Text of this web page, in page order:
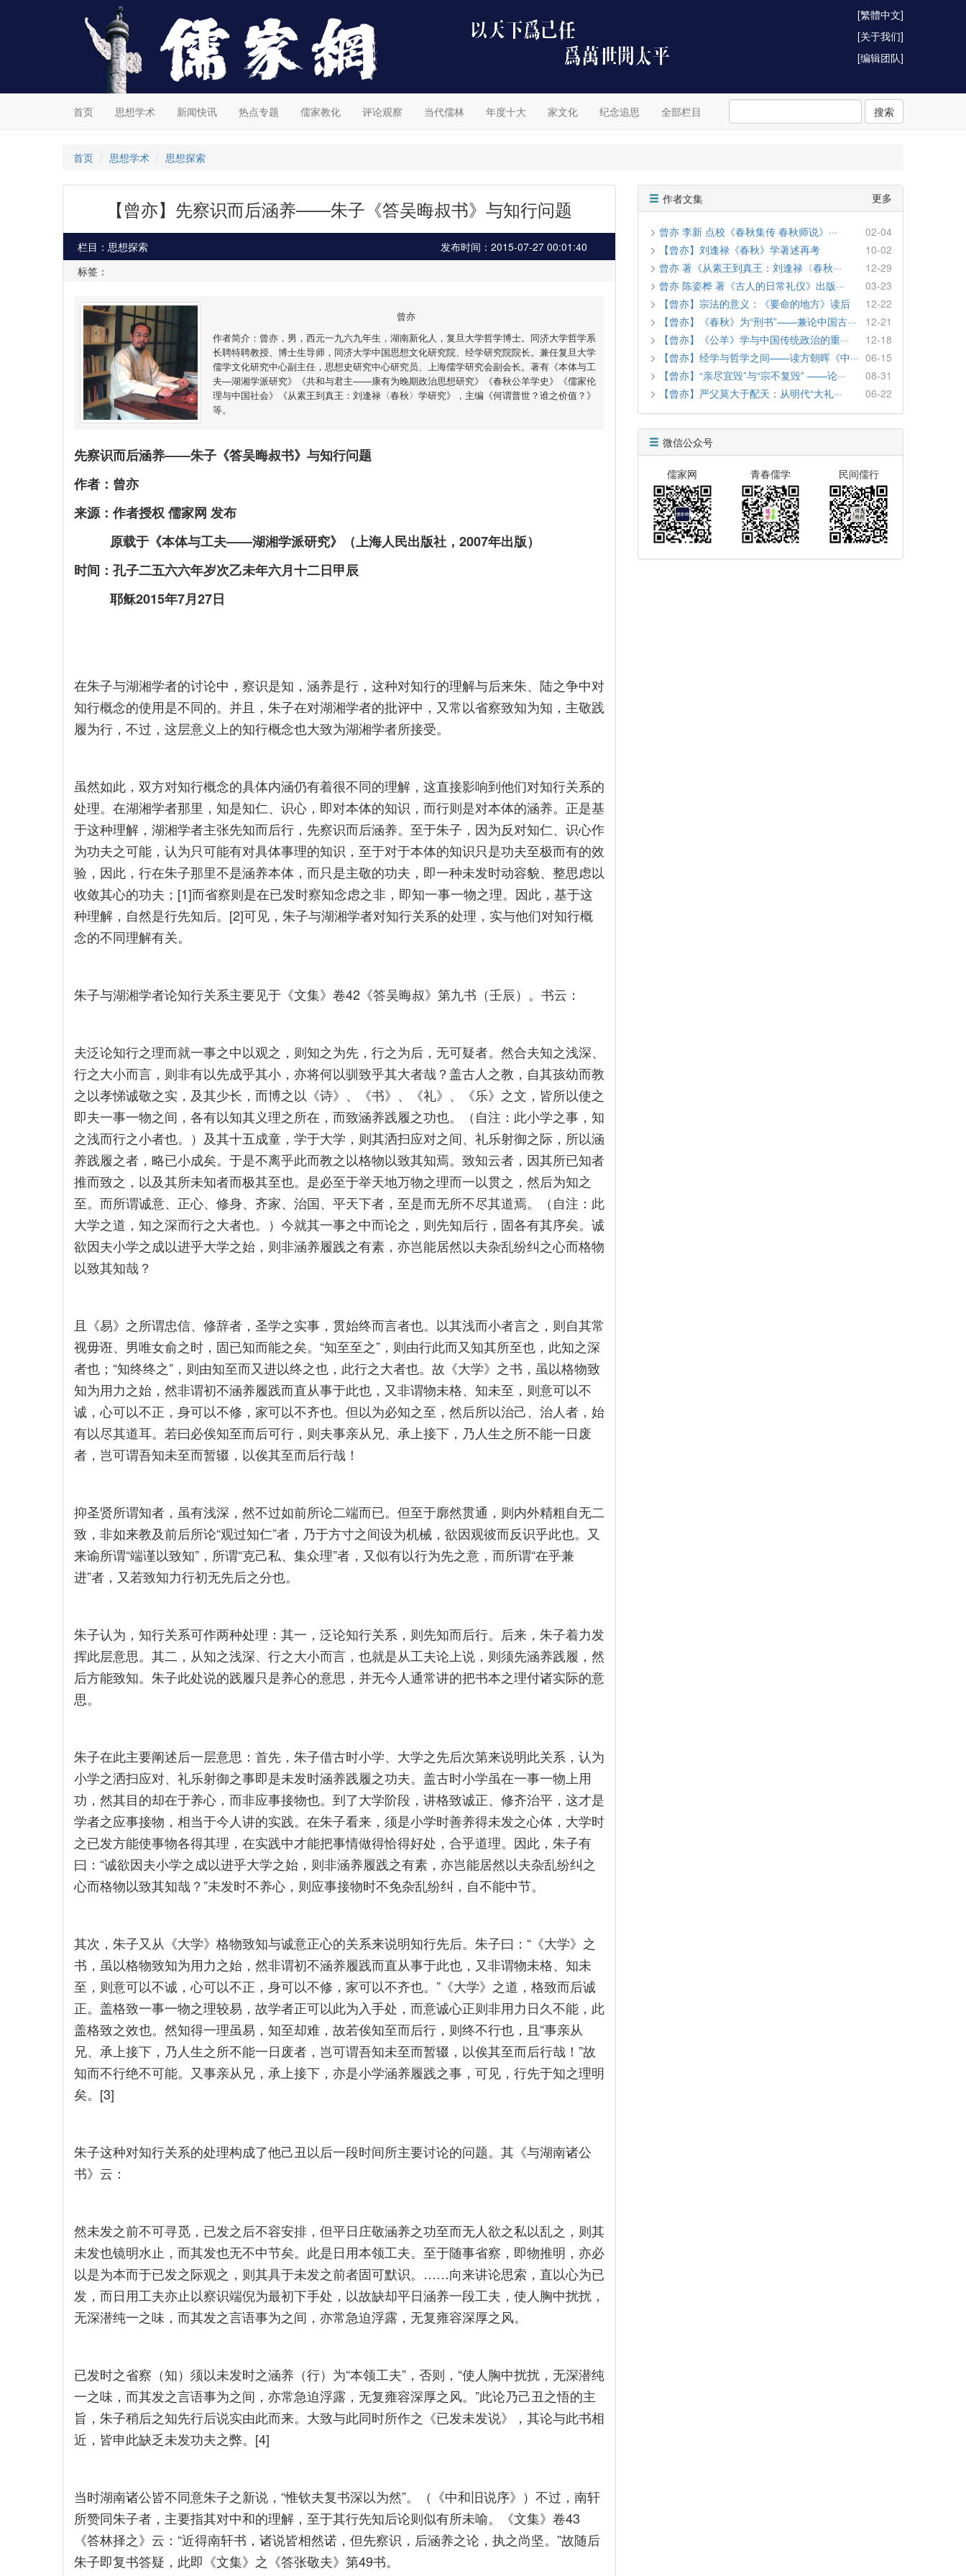
[繁體中文]
[关于我们]
[编辑团队]
首页 思想学术 新闻快讯 热点专题 儒家教化 评论观察 当代儒林 年度十大 家文化 纪念追思 全部栏目 搜索
首页 思想学术 思想探索
【曾亦】先察识而后涵养——朱子《答吴晦叔书》与知行问题
栏目：思想探索
发布时间：2015-07-27 00:01:40
标签：
曾亦
作者简介：曾亦，男，西元一九六九年生，湖南新化人，复旦大学哲学博士。同济大学哲学系
长聘特聘教授、博士生导师，同济大学中国思想文化研究院、经学研究院院长。兼任复旦大学
儒学文化研究中心副主任，思想史研究中心研究员、上海儒学研究会副会长。著有《本体与工
夫—湖湘学派研究》《共和与君主——康有为晚期政治思想研究》《春秋公羊学史》《儒家伦
理与中国社会》《从素王到真王：刘逢禄〈春秋〉学研究》，主编《何谓普世？谁之价值？》
等。
先察识而后涵养——朱子《答吴晦叔书》与知行问题
作者：曾亦
来源：作者授权 儒家网 发布
原载于《本体与工夫——湖湘学派研究》（上海人民出版社，2007年出版）
时间：孔子二五六六年岁次乙未年六月十二日甲辰
耶稣2015年7月27日
在朱子与湖湘学者的讨论中，察识是知，涵养是行，这种对知行的理解与后来朱、陆之争中对
知行概念的使用是不同的。并且，朱子在对湖湘学者的批评中，又常以省察致知为知，主敬践
履为行，不过，这层意义上的知行概念也大致为湖湘学者所接受。
虽然如此，双方对知行概念的具体内涵仍有着很不同的理解，这直接影响到他们对知行关系的
处理。在湖湘学者那里，知是知仁、识心，即对本体的知识，而行则是对本体的涵养。正是基
于这种理解，湖湘学者主张先知而后行，先察识而后涵养。至于朱子，因为反对知仁、识心作
为功夫之可能，认为只可能有对具体事理的知识，至于对于本体的知识只是功夫至极而有的效
验，因此，行在朱子那里不是涵养本体，而只是主敬的功夫，即一种未发时动容貌、整思虑以
收敛其心的功夫；[1]而省察则是在已发时察知念虑之非，即知一事一物之理。因此，基于这
种理解，自然是行先知后。[2]可见，朱子与湖湘学者对知行关系的处理，实与他们对知行概
念的不同理解有关。
朱子与湖湘学者论知行关系主要见于《文集》卷42《答吴晦叔》第九书（壬辰）。书云：
夫泛论知行之理而就一事之中以观之，则知之为先，行之为后，无可疑者。然合夫知之浅深、
行之大小而言，则非有以先成乎其小，亦将何以驯致乎其大者哉？盖古人之教，自其孩幼而教
之以孝悌诚敬之实，及其少长，而博之以《诗》、《书》、《礼》、《乐》之文，皆所以使之
即夫一事一物之间，各有以知其义理之所在，而致涵养践履之功也。（自注：此小学之事，知
之浅而行之小者也。）及其十五成童，学于大学，则其洒扫应对之间、礼乐射御之际，所以涵
养践履之者，略已小成矣。于是不离乎此而教之以格物以致其知焉。致知云者，因其所已知者
推而致之，以及其所未知者而极其至也。是必至于举天地万物之理而一以贯之，然后为知之
至。而所谓诚意、正心、修身、齐家、治国、平天下者，至是而无所不尽其道焉。（自注：此
大学之道，知之深而行之大者也。）今就其一事之中而论之，则先知后行，固各有其序矣。诚
欲因夫小学之成以进乎大学之始，则非涵养履践之有素，亦岂能居然以夫杂乱纷纠之心而格物
以致其知哉？
且《易》之所谓忠信、修辞者，圣学之实事，贯始终而言者也。以其浅而小者言之，则自其常
视毋诳、男唯女俞之时，固已知而能之矣。“知至至之”，则由行此而又知其所至也，此知之深
者也；“知终终之”，则由知至而又进以终之也，此行之大者也。故《大学》之书，虽以格物致
知为用力之始，然非谓初不涵养履践而直从事于此也，又非谓物未格、知未至，则意可以不
诚，心可以不正，身可以不修，家可以不齐也。但以为必知之至，然后所以治己、治人者，始
有以尽其道耳。若曰必俟知至而后可行，则夫事亲从兄、承上接下，乃人生之所不能一日废
者，岂可谓吾知未至而暂辍，以俟其至而后行哉！
抑圣贤所谓知者，虽有浅深，然不过如前所论二端而已。但至于廓然贯通，则内外精粗自无二
致，非如来教及前后所论“观过知仁”者，乃于方寸之间设为机械，欲因观彼而反识乎此也。又
来谕所谓“端谨以致知”，所谓“克己私、集众理”者，又似有以行为先之意，而所谓“在乎兼
进”者，又若致知力行初无先后之分也。
朱子认为，知行关系可作两种处理：其一，泛论知行关系，则先知而后行。后来，朱子着力发
挥此层意思。其二，从知之浅深、行之大小而言，也就是从工夫论上说，则须先涵养践履，然
后方能致知。朱子此处说的践履只是养心的意思，并无今人通常讲的把书本之理付诸实际的意
思。
朱子在此主要阐述后一层意思：首先，朱子借古时小学、大学之先后次第来说明此关系，认为
小学之洒扫应对、礼乐射御之事即是未发时涵养践履之功夫。盖古时小学虽在一事一物上用
功，然其目的却在于养心，而非应事接物也。到了大学阶段，讲格致诚正、修齐治平，这才是
学者之应事接物，相当于今人讲的实践。在朱子看来，须是小学时善养得未发之心体，大学时
之已发方能使事物各得其理，在实践中才能把事情做得恰得好处，合乎道理。因此，朱子有
曰：“诚欲因夫小学之成以进乎大学之始，则非涵养履践之有素，亦岂能居然以夫杂乱纷纠之
心而格物以致其知哉？”未发时不养心，则应事接物时不免杂乱纷纠，自不能中节。
其次，朱子又从《大学》格物致知与诚意正心的关系来说明知行先后。朱子曰：“《大学》之
书，虽以格物致知为用力之始，然非谓初不涵养履践而直从事于此也，又非谓物未格、知未
至，则意可以不诚，心可以不正，身可以不修，家可以不齐也。”《大学》之道，格致而后诚
正。盖格致一事一物之理较易，故学者正可以此为入手处，而意诚心正则非用力日久不能，此
盖格致之效也。然知得一理虽易，知至却难，故若俟知至而后行，则终不行也，且“事亲从
兄、承上接下，乃人生之所不能一日废者，岂可谓吾知未至而暂辍，以俟其至而后行哉！”故
知而不行绝不可能。又事亲从兄，承上接下，亦是小学涵养履践之事，可见，行先于知之理明
矣。[3]
朱子这种对知行关系的处理构成了他己丑以后一段时间所主要讨论的问题。其《与湖南诸公
书》云：
然未发之前不可寻觅，已发之后不容安排，但平日庄敬涵养之功至而无人欲之私以乱之，则其
未发也镜明水止，而其发也无不中节矣。此是日用本领工夫。至于随事省察，即物推明，亦必
以是为本而于已发之际观之，则其具于未发之前者固可默识。……向来讲论思索，直以心为已
发，而日用工夫亦止以察识端倪为最初下手处，以故缺却平日涵养一段工夫，使人胸中扰扰，
无深潜纯一之味，而其发之言语事为之间，亦常急迫浮露，无复雍容深厚之风。
已发时之省察（知）须以未发时之涵养（行）为“本领工夫”，否则，“使人胸中扰扰，无深潜纯
一之味，而其发之言语事为之间，亦常急迫浮露，无复雍容深厚之风。”此论乃己丑之悟的主
旨，朱子稍后之知先行后说实由此而来。大致与此同时所作之《已发未发说》，其论与此书相
近，皆申此缺乏未发功夫之弊。[4]
当时湖南诸公皆不同意朱子之新说，“惟钦夫复书深以为然”。（《中和旧说序》）不过，南轩
所赞同朱子者，主要指其对中和的理解，至于其行先知后论则似有所未喻。《文集》卷43
《答林择之》云：“近得南轩书，诸说皆相然诺，但先察识，后涵养之论，执之尚坚。”故随后
朱子即复书答疑，此即《文集》之《答张敬夫》第49书。
作者文集 更多
曾亦 李新 点校《春秋集传 春秋师说》···
02-04
【曾亦】刘逢禄《春秋》学著述再考
10-02
曾亦 著《从素王到真王：刘逢禄〈春秋···
12-29
曾亦 陈姿桦 著《古人的日常礼仪》出版···
03-23
【曾亦】宗法的意义：《要命的地方》读后
12-22
【曾亦】《春秋》为“刑书”——兼论中国古···
12-21
【曾亦】《公羊》学与中国传统政治的重···
12-18
【曾亦】经学与哲学之间——读方朝晖《中··· 06-15
【曾亦】“亲尽宜毁”与“宗不复毁” ——论···
08-31
【曾亦】严父莫大于配天：从明代“大礼···
06-22
微信公众号
儒家网 青春儒学 民间儒行